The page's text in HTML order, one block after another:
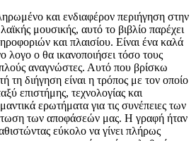
και ενδιαφέρον περιήγηση στην
μουσικής, αυτό το βιβλίο παρέχει
και πλαισίου. Είναι ένα καλά
λογο ο θα ικανοποιήσει τόσο τους
αναγνώστες. Αυτό που βρίσκω
τη διήγηση είναι η τρόπος με τον οποίο
επιστήμης, τεχνολογίας και
ερωτήματα για τις συνέπειες των
των αποφάσεών μας. Η γραφή ήταν
εύκολο να γίνει πλήρως